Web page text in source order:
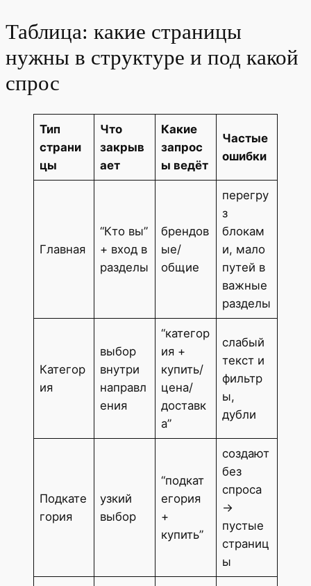
Таблица: какие страницы
нужны в структуре и под какой
спрос
Тип
страни
цы
Что
закрыв
ает
Какие
запрос
ы ведёт
Частые
ошибки
Главная
“Кто вы”
+ вход в
разделы
брендов
ые/
общие
перегру
з
блокам
и, мало
путей в
важные
разделы
Категор
ия
выбор
внутри
направл
ения
“категор
ия +
купить/
цена/
доставк
а”
слабый
текст и
фильтр
ы,
дубли
Подкате
гория
узкий
выбор
“подкат
егория
+
купить”
создают
без
спроса
→
пустые
страниц
ы